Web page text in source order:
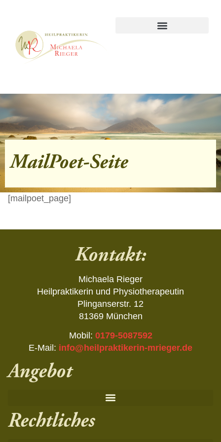
MailPoet-Seite
[mailpoet_page]
Kontakt:
Michaela Rieger
Heilpraktikerin und Physiotherapeutin
Plinganserstr. 12
81369 München
Mobil: 0179-5087592
E-Mail: info@heilpraktikerin-mrieger.de
Angebot
Rechtliches